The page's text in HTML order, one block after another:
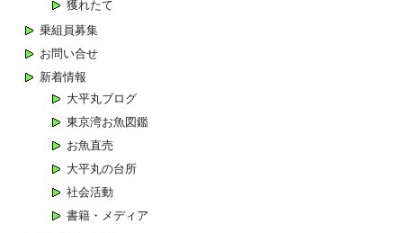
ン
獲れたて
乗組員募集
お問い合せ
新着情報
大平丸ブログ
東京湾お魚図鑑
お魚直売
大平丸の台所
社会活動
書籍・メディア